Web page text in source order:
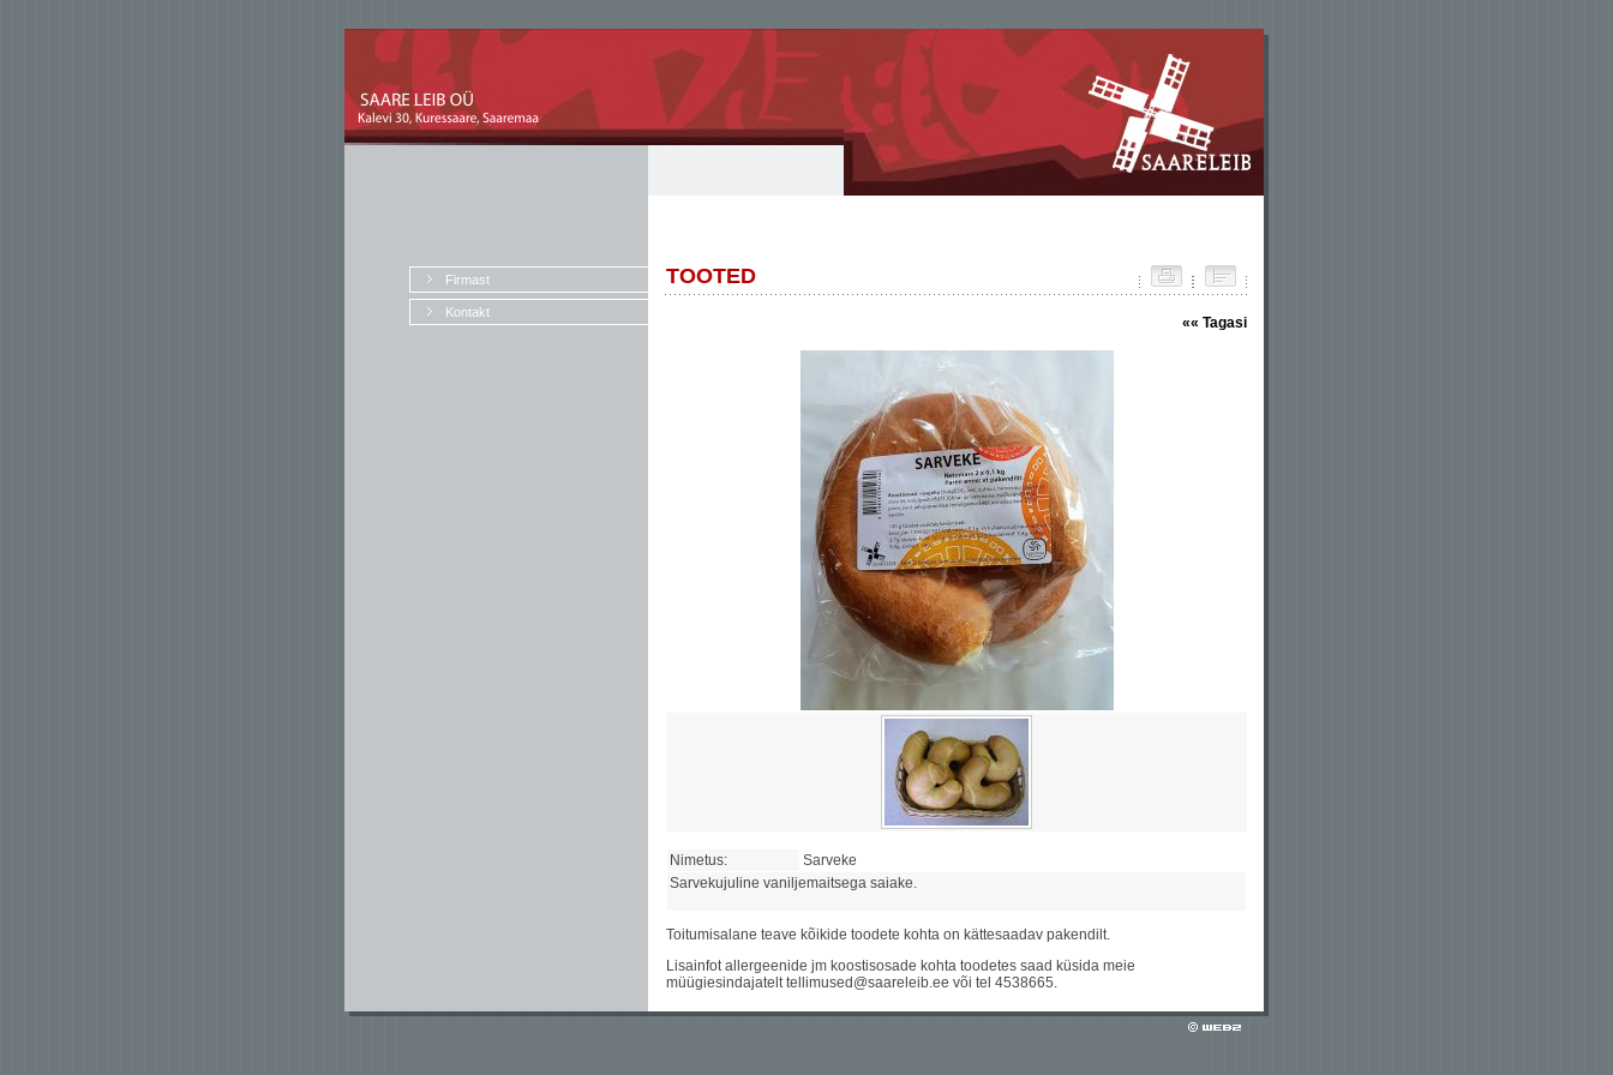
Firmast
Kontakt
TOOTED
«« Tagasi
Nimetus:
Sarveke
Sarvekujuline vaniljemaitsega saiake.
Toitumisalane teave kõikide toodete kohta on kättesaadav pakendilt.
Lisainfot allergeenide jm koostisosade kohta toodetes saad küsida meie
müügiesindajatelt tellimused@saareleib.ee või tel 4538665.